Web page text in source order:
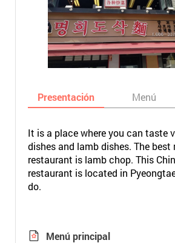
Presentación Menú
It is a place where you can taste
dishes and lamb dishes. The
restaurant is lamb chop. This
restaurant is located in
do.
Menú principal